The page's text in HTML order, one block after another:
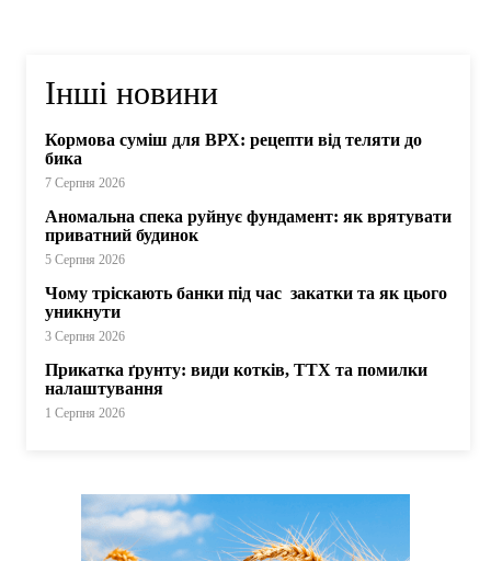
Інші новини
Кормова суміш для ВРХ: рецепти від теляти до
бика
7 Серпня 2026
Аномальна спека руйнує фундамент: як врятувати
приватний будинок
5 Серпня 2026
Чому тріскають банки під час закатки та як цього
уникнути
3 Серпня 2026
Прикатка ґрунту: види котків, ТТХ та помилки
налаштування
1 Серпня 2026